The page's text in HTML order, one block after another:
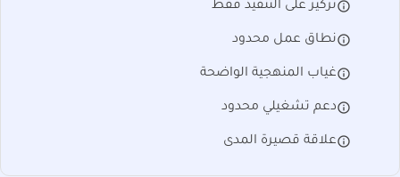
info_outlineتركيز على التنفيذ فقط
info_outlineنطاق عمل محدود
info_outlineغياب المنهجية الواضحة
info_outlineدعم تشغيلي محدود
info_outlineعلاقة قصيرة المدى